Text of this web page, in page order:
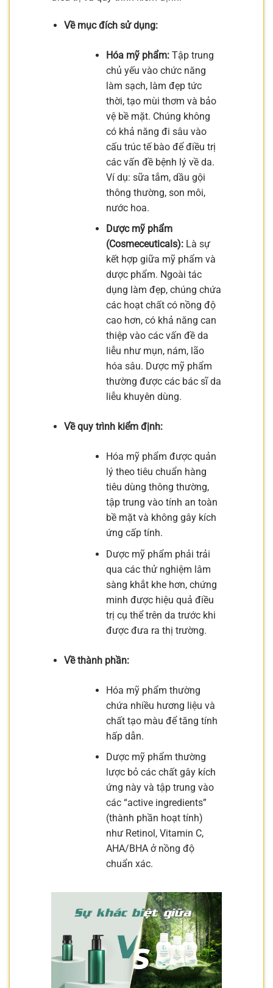
Về mục đích sử dụng:
Hóa mỹ phẩm:Tập trung
chủ yếu vào chức năng
làm sạch, làm đẹp tức
thời, tạo mùi thơm và bảo
vệ bề mặt. Chúng không
có khả năng đi sâu vào
cấu trúc tế bào để điều trị
các vấn đề bệnh lý về da.
Ví dụ: sữa tắm, dầu gội
thông thường, son môi,
nước hoa.
Dược mỹ phẩm
(Cosmeceuticals):Là sự
kết hợp giữa mỹ phẩm và
dược phẩm. Ngoài tác
dụng làm đẹp, chúng chứa
các hoạt chất có nồng độ
cao hơn, có khả năng can
thiệp vào các vấn đề da
liễu như mụn, nám, lão
hóa sâu. Dược mỹ phẩm
thường được các bác sĩ da
liễu khuyên dùng.
Về quy trình kiểm định:
Hóa mỹ phẩm được quản
lý theo tiêu chuẩn hàng
tiêu dùng thông thường,
tập trung vào tính an toàn
bề mặt và không gây kích
ứng cấp tính.
Dược mỹ phẩm phải trải
qua các thử nghiệm lâm
sàng khắt khe hơn, chứng
minh được hiệu quả điều
trị cụ thể trên da trước khi
được đưa ra thị trường.
Về thành phần:
Hóa mỹ phẩm thường
chứa nhiều hương liệu và
chất tạo màu để tăng tính
hấp dẫn.
Dược mỹ phẩm thường
lược bỏ các chất gây kích
ứng này và tập trung vào
các “active ingredients”
(thành phần hoạt tính)
như Retinol, Vitamin C,
AHA/BHA ở nồng độ
chuẩn xác.